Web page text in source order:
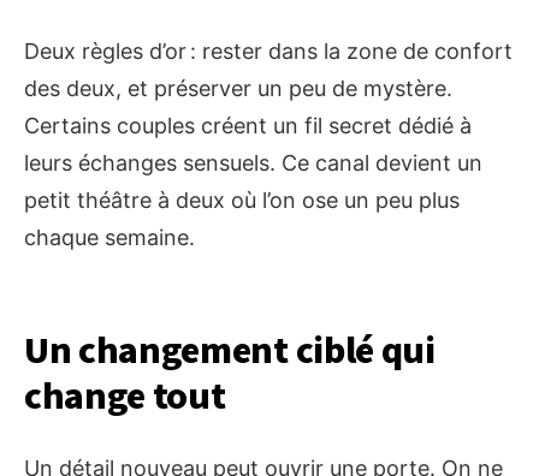
Deux règles d’or : rester dans la zone de confort
des deux, et préserver un peu de mystère.
Certains couples créent un fil secret dédié à
leurs échanges sensuels. Ce canal devient un
petit théâtre à deux où l’on ose un peu plus
chaque semaine.
Un changement ciblé qui
change tout
Un détail nouveau peut ouvrir une porte. On ne